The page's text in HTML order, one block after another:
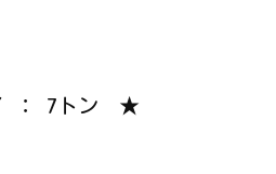
： 7トン ★